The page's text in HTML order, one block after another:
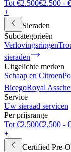
Tot €2.500€2.500 -
+
Sieraden
Subcategorieën
Verlovingsringen
sieraden
Uitgelichte merken
Schaap en Citroen
BicegoRoyal
Service
Uw sieraad servicen
Per prijsrange
Tot €2.500€2.500 -
+
Certified Pre-